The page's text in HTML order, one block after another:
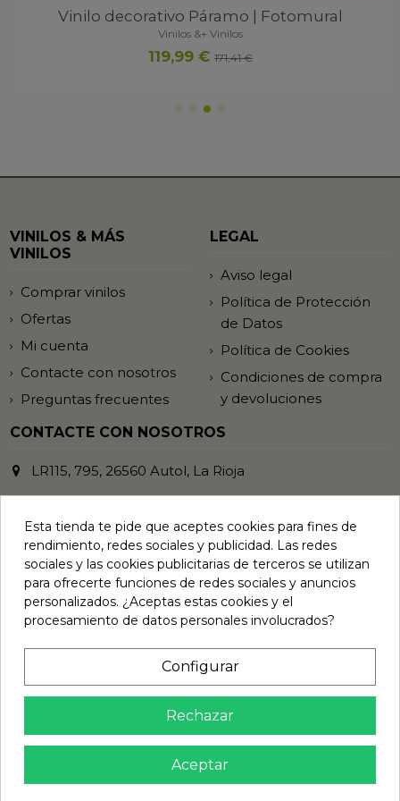
Vinilo decorativo Páramo | Fotomural
Vinilos &+ Vinilos
119,99 €171,41 €
VINILOS & MÁS
VINILOS
Comprar vinilos
Ofertas
Mi cuenta
Contacte con nosotros
Preguntas frecuentes
LEGAL
Aviso legal
Política de Protección
de Datos
Política de Cookies
Condiciones de compra
y devoluciones
CONTACTE CON NOSOTROS
LR115, 795, 26560 Autol, La Rioja
info@vinilosymasvinilos.com
REDES SOCIALES
BOLETÍN DE NOTICIAS
Puede darse de baja en cualquier
momento. Para ello, consulte nuestra
Esta tienda te pide que aceptes cookies para fines de
rendimiento, redes sociales y publicidad. Las redes
sociales y las cookies publicitarias de terceros se utilizan
para ofrecerte funciones de redes sociales y anuncios
personalizados. ¿Aceptas estas cookies y el
procesamiento de datos personales involucrados?
Configurar
Rechazar
Aceptar